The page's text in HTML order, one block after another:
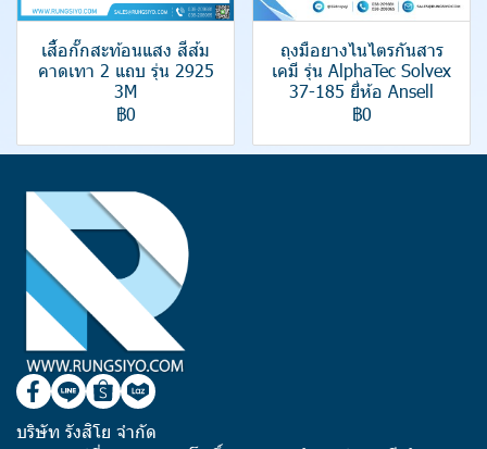
เสื้อกั๊กสะท้อนแสง สีส้ม
คาดเทา 2 แถบ รุ่น 2925
3M
฿0
ถุงมือยางไนไตรกันสาร
เคมี รุ่น AlphaTec Solvex
37-185 ยี่ห้อ Ansell
฿0
บริษัท รังสิโย จำกัด